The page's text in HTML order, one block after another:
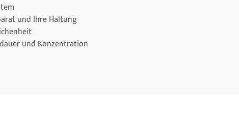
und Ihre Haltung
und Konzentration